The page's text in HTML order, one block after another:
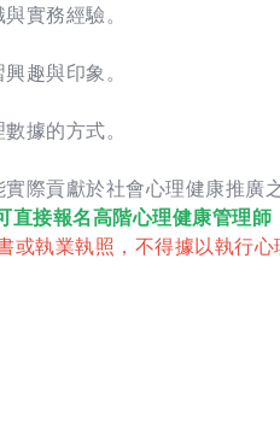
實務經驗。
趣與印象。
據的方式。
際貢獻於社會心理健康推廣
直接報名高階心理健康管理師
執業執照，不得據以執行